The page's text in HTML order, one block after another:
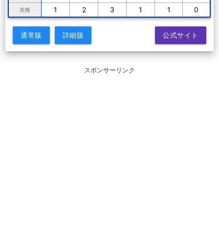
失格 1 2 3 1 1 0
通常版 詳細版 公式サイト
スポンサーリンク